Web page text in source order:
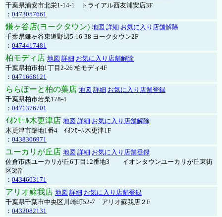
千葉県浦安市北栄1-14-1 トライアル西友浦安店3F
： 0473057661
鎌ヶ谷店(ヨークタウン) 地図 詳細 お気に入り店舗解除
千葉県鎌ヶ谷東道野辺5-16-38 ヨークタウン2F
： 0474417481
柏モディ店 地図 詳細 お気に入り店舗解除
千葉県柏市柏1丁目2-26 柏モディ4F
： 0471668121
ららぽーと柏の葉店 地図 詳細 お気に入り店舗登録
千葉県柏市若柴178-4
： 0471376701
ｲｵﾝﾓｰﾙ木更津店 地図 詳細 お気に入り店舗解除
木更津市築地1番4 ｲｵﾝﾓｰﾙ木更津1F
： 0438306971
ユーカリが丘店 地図 詳細 お気に入り店舗登録
佐倉市西ユーカリが丘6丁目12番地3 イオンタウンユーカリが丘東街
区3階
： 0434603171
アリオ蘇我店 地図 詳細 お気に入り店舗登録
千葉県千葉市中央区川崎町52-7 アリオ蘇我店２F
： 0432082131